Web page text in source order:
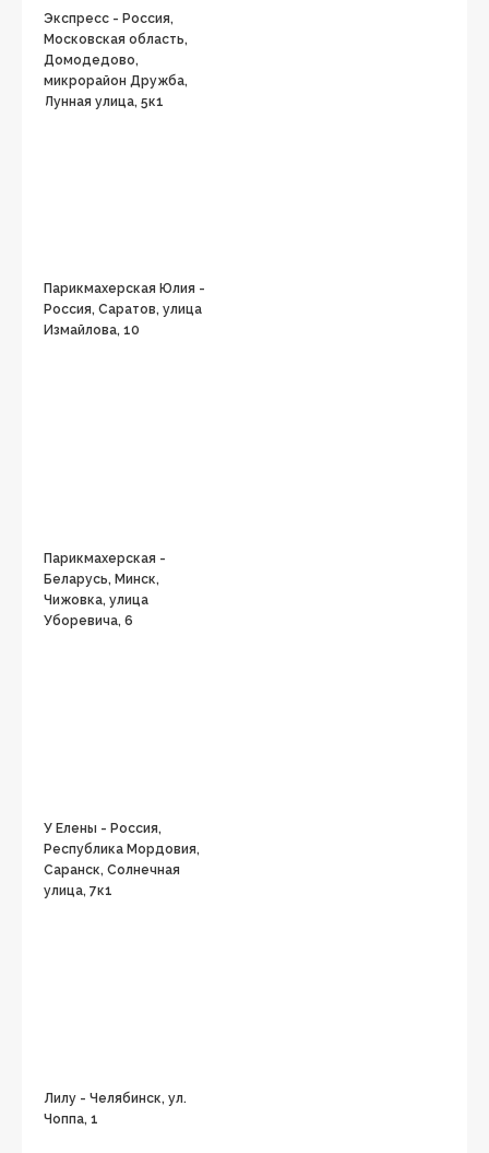
Экспресс - Россия,
Московская область,
Домодедово,
микрорайон Дружба,
Лунная улица, 5к1
Парикмахерская Юлия -
Россия, Саратов, улица
Измайлова, 10
Парикмахерская -
Беларусь, Минск,
Чижовка, улица
Уборевича, 6
У Елены - Россия,
Республика Мордовия,
Саранск, Солнечная
улица, 7к1
Лилу - Челябинск, ул.
Чоппа, 1